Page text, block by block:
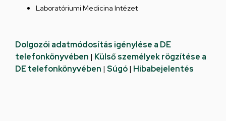
Laboratóriumi Medicina Intézet
Dolgozói adatmódosítás igénylése a DE
telefonkönyvében | Külső személyek rögzítése a
DE telefonkönyvében | Súgó| Hibabejelentés